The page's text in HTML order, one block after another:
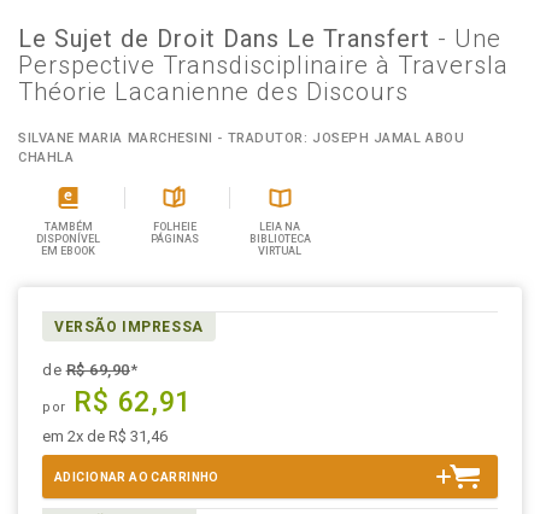
Le Sujet de Droit Dans Le Transfert - Une
Perspective Transdisciplinaire à Traversla
Théorie Lacanienne des Discours
SILVANE MARIA MARCHESINI - TRADUTOR: JOSEPH JAMAL ABOU
CHAHLA
TAMBÉM
DISPONÍVEL
EM EBOOK
FOLHEIE
PÁGINAS
LEIA NA
BIBLIOTECA
VIRTUAL
VERSÃO IMPRESSA
deR$ 69,90*
por R$ 62,91
em 2x de R$ 31,46
ADICIONAR AO CARRINHO